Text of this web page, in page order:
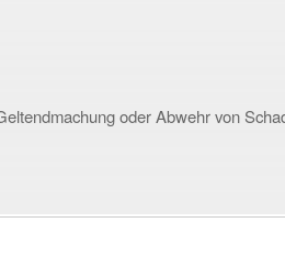
oder Abwehr von